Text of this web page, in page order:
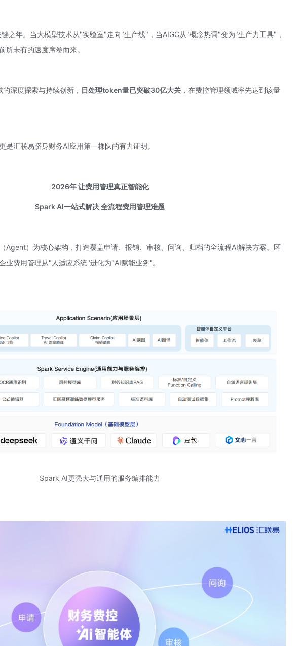
之年。当大模型技术从"实验室"走向"生产线"，当AIGC从"概念热词"变为"生产力工具"，
所未有的速度席卷而来。
的深度探索与持续创新， 日处理token量已突破30亿大关 ，在费控管理领域率先达到该量
是汇联易跻身财务AI应用第一梯队的有力证明。
2026年 让费用管理真正智能化
Spark AI一站式解决全流程费用管理难题
Agent）为核心架构，打造覆盖申请、报销、审核、问询、归档的全流程AI解决方案。区
业费用管理从"人适应系统"进化为"AI赋能业务"。
Spark AI更强大与通用的服务编排能力